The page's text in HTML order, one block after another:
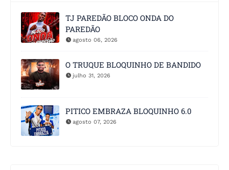
TJ PAREDÃO BLOCO ONDA DO
PAREDÃO
agosto 06, 2026
O TRUQUE BLOQUINHO DE BANDIDO
julho 31, 2026
PITICO EMBRAZA BLOQUINHO 6.0
agosto 07, 2026